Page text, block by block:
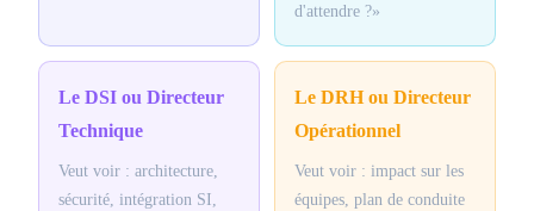
d'attendre ?»
Le DSI ou Directeur
Technique
Veut voir : architecture,
sécurité, intégration SI,
Le DRH ou Directeur
Opérationnel
Veut voir : impact sur les
équipes, plan de conduite